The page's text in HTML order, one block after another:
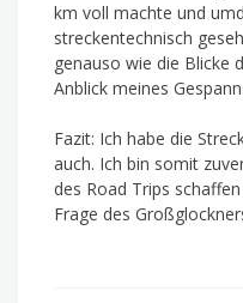
km voll machte und
streckentechnisch
genauso wie die Blicke
Anblick meines
Fazit: Ich habe die
auch. Ich bin somit
des Road Trips
Frage des